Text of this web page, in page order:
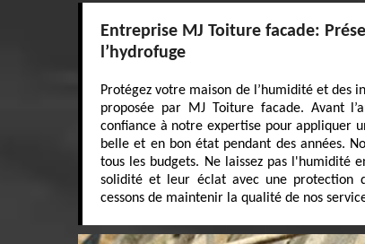
Entreprise MJ Toiture facade:
l’hydrofuge
Protégez votre maison de l’humidité et des
proposée par MJ Toiture facade. Avant
confiance à notre expertise pour appliquer
belle et en bon état pendant des années.
tous les budgets. Ne laissez pas l'humidité
solidité et leur éclat avec une protection
cessons de maintenir la qualité de nos